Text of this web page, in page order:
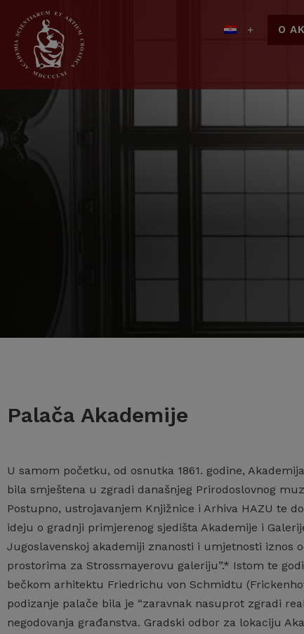
O
Palača Akademije
U samom početku, od osnutka 1861. godine,
bila smještena u zgradi današnjeg Prirodoslovnog
Postupno, ustrojavanjem Knjižnice i Arhiva HAZU te
ideju o gradnji primjerenog sjedišta Akademije i
Jugoslavenskoj akademiji znanosti i umjetnosti iznos
prostorima za Strossmayerovu galeriju”.* Istom te
bečkom arhitektu Friedrichu von Schmidtu
podizanje palače bila je “zaravnak nasuprot zgradi
negodovanja građanstva. Gradski odbor za lokaciju